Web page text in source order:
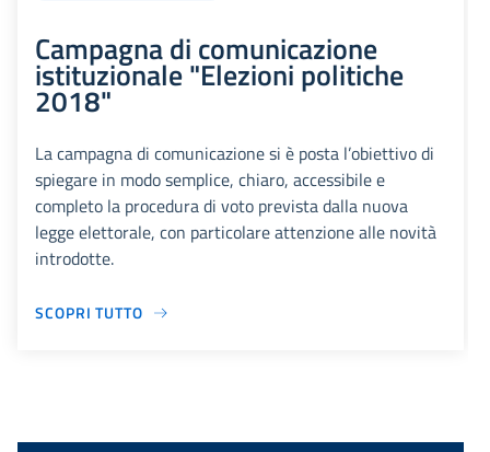
Campagna di comunicazione
istituzionale "Elezioni politiche
2018"
La campagna di comunicazione si è posta l’obiettivo di
spiegare in modo semplice, chiaro, accessibile e
completo la procedura di voto prevista dalla nuova
legge elettorale, con particolare attenzione alle novità
introdotte.
SCOPRI TUTTO